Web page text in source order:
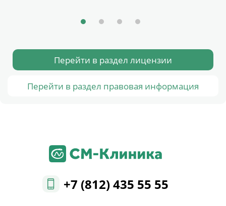
Перейти в раздел лицензии
Перейти в раздел правовая информация
+7 (812) 435 55 55